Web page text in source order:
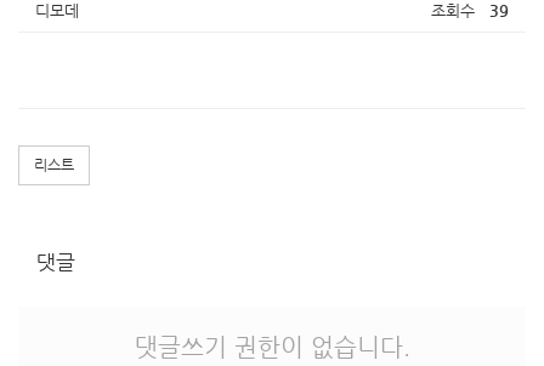
디모데 조회수 39
리스트
댓글
댓글쓰기 권한이 없습니다.